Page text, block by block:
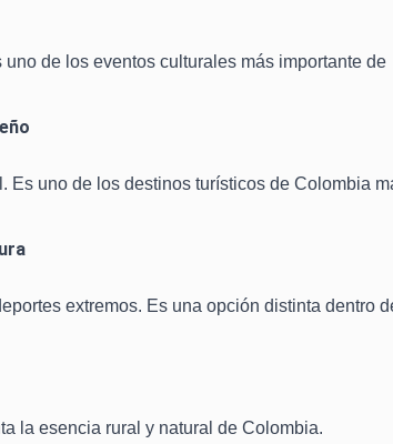
de los eventos culturales más importante de
Es uno de los destinos turísticos de Colombia
extremos. Es una opción distinta dentro
la esencia rural y natural de Colombia.